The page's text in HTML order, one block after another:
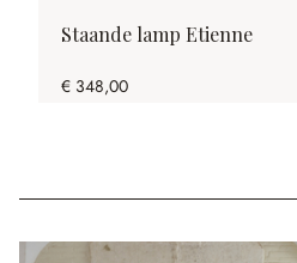
Staande lamp Etienne
€ 348,00